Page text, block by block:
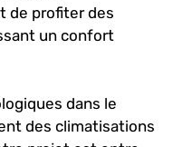
de profiter des
un confort
dans le
des climatisations